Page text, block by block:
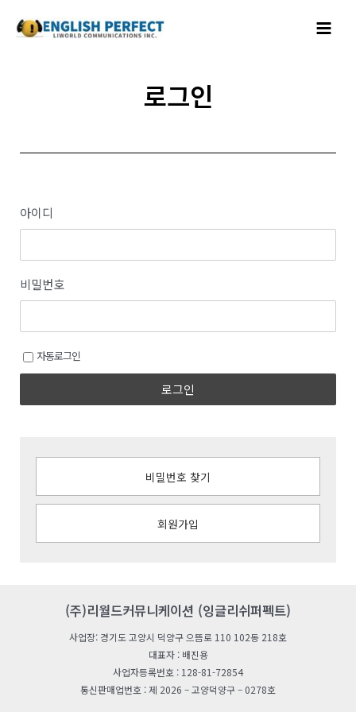
건너뛰기
Menu
로그인
아이디
비밀번호
자동로그인
로그인
비밀번호 찾기
회원가입
(주)리월드커뮤니케이션 (잉글리쉬퍼펙트)
사업장: 경기도 고양시 덕양구 으뜸로 110 102동 218호
대표자 : 배진용
사업자등록번호 : 128-81-72854
통신판매업번호 : 제 2026 – 고양덕양구 – 0278호